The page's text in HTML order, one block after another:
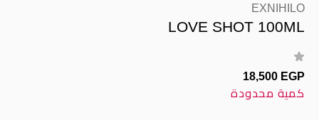
EXNIHILO
LOVE SHOT 100ML
18,500 EGP
كمية محدودة